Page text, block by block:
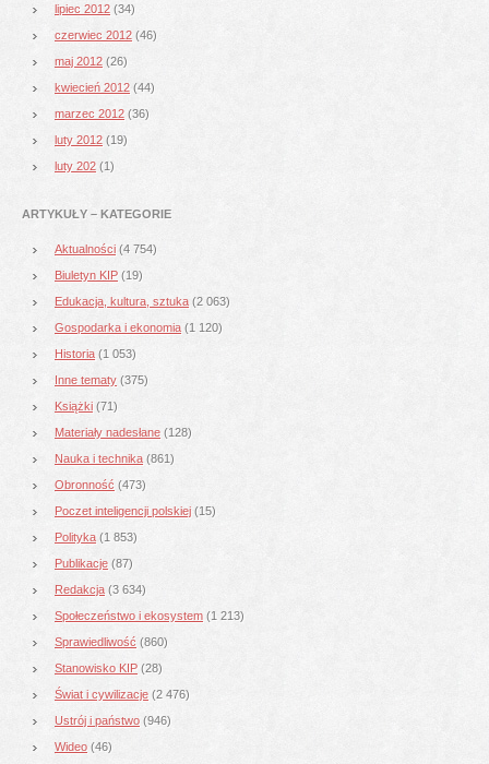
lipiec 2012 (34)
czerwiec 2012 (46)
maj 2012 (26)
kwiecień 2012 (44)
marzec 2012 (36)
luty 2012 (19)
luty 202 (1)
ARTYKUŁY – KATEGORIE
Aktualności (4 754)
Biuletyn KIP (19)
Edukacja, kultura, sztuka (2 063)
Gospodarka i ekonomia (1 120)
Historia (1 053)
Inne tematy (375)
Książki (71)
Materiały nadesłane (128)
Nauka i technika (861)
Obronność (473)
Poczet inteligencji polskiej (15)
Polityka (1 853)
Publikacje (87)
Redakcja (3 634)
Społeczeństwo i ekosystem (1 213)
Sprawiedliwość (860)
Stanowisko KIP (28)
Świat i cywilizacje (2 476)
Ustrój i państwo (946)
Wideo (46)